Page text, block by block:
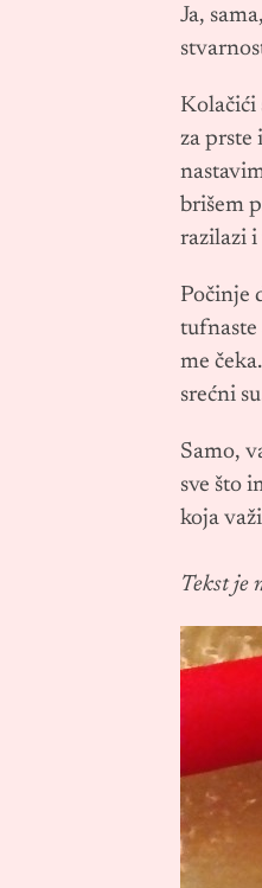
Ja,
Kolačići
za prste
brišem
razilazi
Počinje
tufnaste
me
srećni
Samo,
sve što
koja
Tekst je